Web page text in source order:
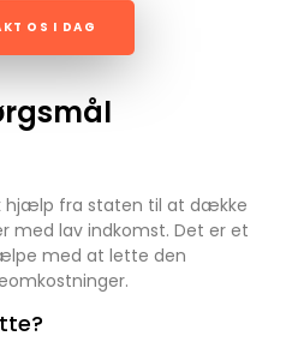
OS I DAG
hjælp fra staten til at dække
med lav indkomst. Det er et
med at lette den